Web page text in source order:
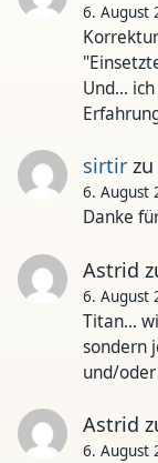
6. August
Und...
sirtirzu
6. August
Danke
Astrid
6. August
Titan...
sondern
und/
Astrid
6. August